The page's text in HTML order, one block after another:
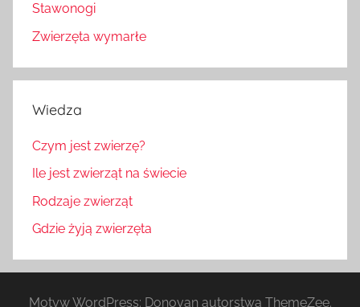
Stawonogi
Zwierzęta wymarłe
Wiedza
Czym jest zwierzę?
Ile jest zwierząt na świecie
Rodzaje zwierząt
Gdzie żyją zwierzęta
Motyw WordPress: Donovan autorstwa ThemeZee.